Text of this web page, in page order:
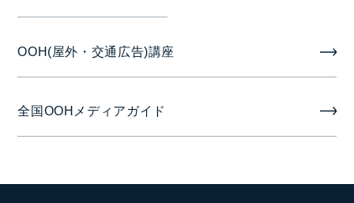
OOH(屋外・交通広告)講座
全国OOHメディアガイド